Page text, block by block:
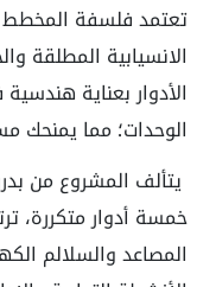
تعتمد فلسفة
الانسيابية المطلقة
الأدوار بعناية
الوحدات؛ مما يمنحك
يتألف المشروع من
خمسة أدوار متكررة،
المصاعد والسلالم